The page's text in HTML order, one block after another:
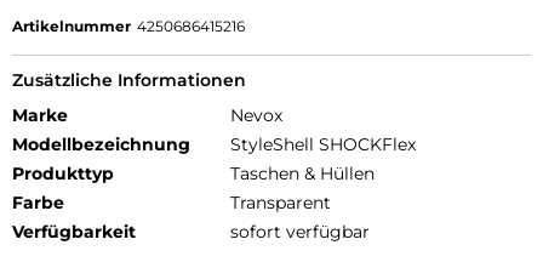
Artikelnummer 4250686415216
Zusätzliche Informationen
Marke
Nevox
Modellbezeichnung
StyleShell SHOCKFlex
Produkttyp
Taschen & Hüllen
Farbe
Transparent
Verfügbarkeit
sofort verfügbar